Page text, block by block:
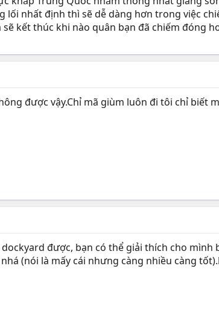
nhất định thì sẽ dễ dàng hơn trong việc
kết thúc khi nào quân bạn đã chiếm đóng
được vậy.Chỉ mã giùm luôn đi tôi chỉ biết
được, bạn có thể giải thích cho mình
(nói là mấy cái nhưng càng nhiều càng